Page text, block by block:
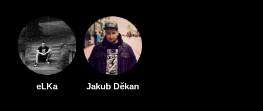
eLKa Jakub Děkan